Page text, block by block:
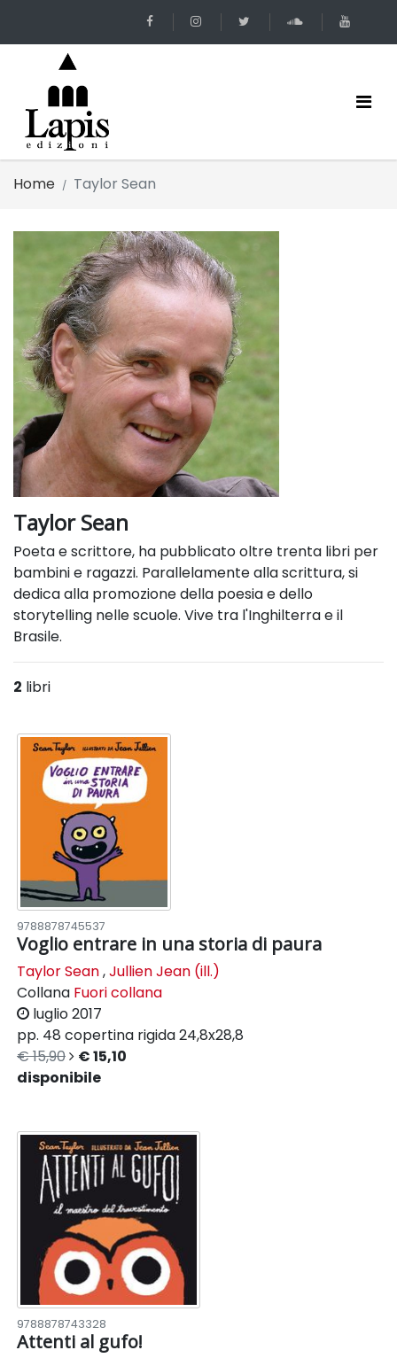
Home Taylor Sean
Taylor Sean
Poeta e scrittore, ha pubblicato oltre trenta libri per
bambini e ragazzi. Parallelamente alla scrittura, si
dedica alla promozione della poesia e dello
storytelling nelle scuole. Vive tra l'Inghilterra e il
Brasile.
2 libri
9788878745537
Voglio entrare in una storia di paura
Taylor Sean,Jullien Jean (ill.)
Collana Fuori collana
luglio 2017
pp. 48 copertina rigida24,8x28,8
€ 15,90
€ 15,10
disponibile
9788878743328
Attenti al gufo!